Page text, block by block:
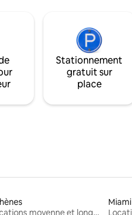
Stationnement
gratuit sur
place
Locations moyenne et longue durée
Miami